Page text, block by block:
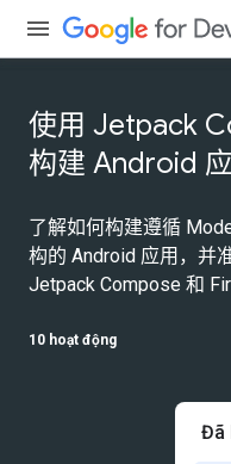
使用 Jetpack
构建 Android
了解如何构建遵循
构的 Android 应用，并
Jetpack Compose 和
10 hoạt động
Đã